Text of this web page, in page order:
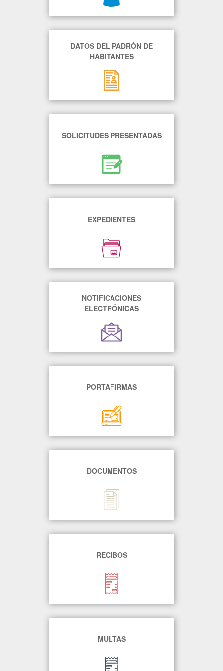
DATOS DEL PADRÓN DE
HABITANTES
SOLICITUDES PRESENTADAS
EXPEDIENTES
NOTIFICACIONES
ELECTRÓNICAS
PORTAFIRMAS
DOCUMENTOS
RECIBOS
MULTAS